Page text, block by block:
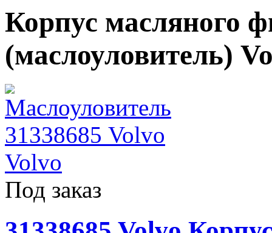
Корпус масляного
(маслоуловитель)
Под заказ